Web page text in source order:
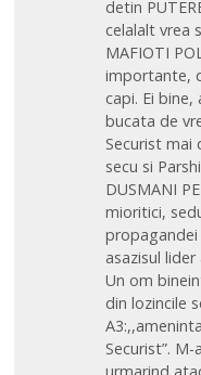
detin
celalalt vrea
MAFIOTI
importante,
capi. Ei
bucata de
Securist mai
secu si
DUSMANI
mioritici,
propagandei
asazisul
Un om
din lozincile
Securist”.